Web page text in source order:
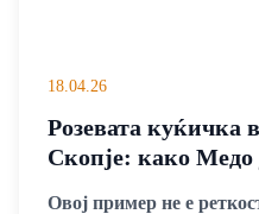
18.04.26
Розевата куќичка
Скопје: како Медо
Овој пример не е